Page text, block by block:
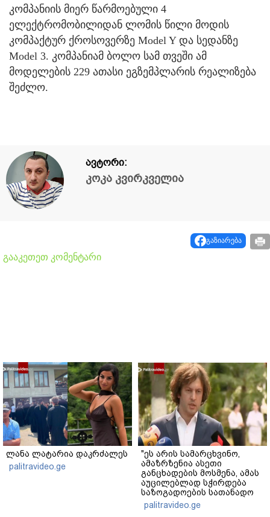
კომპანიის მიერ წარმოებული 4
ელექტრომობილიდან ლომის წილი მოდის
კომპაქტურ ქროსოვერზე Model Y და სედანზე
Model 3. კომპანიამ ბოლო სამ თვეში ამ
მოდელების 229 ათასი ეგზემპლარის რეალიზება
შეძლო.
ავტორი:
კოკა კვირკველია
გაზიარება
გააკეთეთ კომენტარი
ლანა ლატარია დაკრძალეს
palitravideo.ge
"ეს არის სამარცხვინო,
ამაზრზენია ასეთი
განცხადების მოსმენა, ამას
აუცილებლად სჭირდება
საზოგადოების სათანადო
რეაქცია" - ირაკლი
კობახიძე
palitravideo.ge